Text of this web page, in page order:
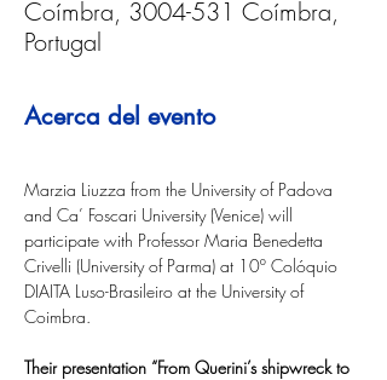
Coímbra, 3004-531 Coímbra,
Portugal
Acerca del evento
Marzia Liuzza from the University of Padova
and Ca’ Foscari University (Venice) will
participate with Professor Maria Benedetta
Crivelli (University of Parma) at 10º Colóquio
DIAITA Luso-Brasileiro at the University of
Coimbra.
Their presentation “From Querini’s shipwreck to